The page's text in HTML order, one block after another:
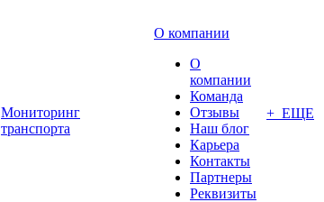
Мониторинг
транспорта
О компании
О
компании
Команда
Отзывы
Наш блог
Карьера
Контакты
Партнеры
Реквизиты
+ ЕЩЕ